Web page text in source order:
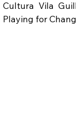
Cultura Vila
Playing for